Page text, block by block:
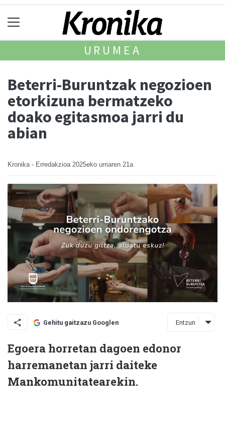
URUMEA
Beterri-Buruntzak negozioen
etorkizuna bermatzeko
doako egitasmoa jarri du
abian
Kronika - Erredakzioa 2025eko urriaren 21a
Gehitu gaitzazu Googlen Entzun
Egoera horretan dagoen edonor
harremanetan jarri daiteke
Mankomunitatearekin.